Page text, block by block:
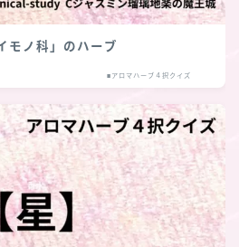
モノ科」のハーブ
■アロマハーブ４択クイズ